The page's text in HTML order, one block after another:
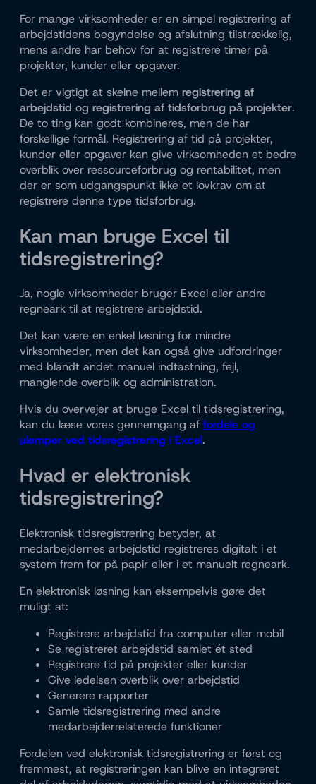
For mange virksomheder er en simpel registrering af
arbejdstidens begyndelse og afslutning tilstrækkelig,
mens andre har behov for at registrere timer på
projekter, kunder eller opgaver.
Det er vigtigt at skelne mellem registrering af
arbejdstid og registrering af tidsforbrug på projekter.
De to ting kan godt kombineres, men de har
forskellige formål. Registrering af tid på projekter,
kunder eller opgaver kan give virksomheden et bedre
overblik over ressourceforbrug og rentabilitet, men
der er som udgangspunkt ikke et lovkrav om at
registrere denne type tidsforbrug.
Kan man bruge Excel til
tidsregistrering?
Ja, nogle virksomheder bruger Excel eller andre
regneark til at registrere arbejdstid.
Det kan være en enkel løsning for mindre
virksomheder, men det kan også give udfordringer
med blandt andet manuel indtastning, fejl,
manglende overblik og administration.
Hvis du overvejer at bruge Excel til tidsregistrering,
kan du læse vores gennemgang af fordele og
ulemper ved tidsregistrering i Excel.
Hvad er elektronisk
tidsregistrering?
Elektronisk tidsregistrering betyder, at
medarbejdernes arbejdstid registreres digitalt i et
system frem for på papir eller i et manuelt regneark.
En elektronisk løsning kan eksempelvis gøre det
muligt at:
Registrere arbejdstid fra computer eller mobil
Se registreret arbejdstid samlet ét sted
Registrere tid på projekter eller kunder
Give ledelsen overblik over arbejdstid
Generere rapporter
Samle tidsregistrering med andre
medarbejderrelaterede funktioner
Fordelen ved elektronisk tidsregistrering er først og
fremmest, at registreringen kan blive en integreret